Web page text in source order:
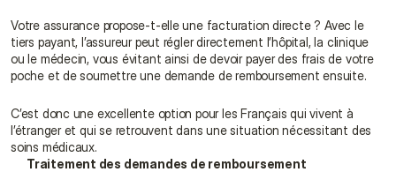
Votre assurance propose-t-elle une facturation directe ? Avec le
tiers payant, l’assureur peut régler directement l’hôpital, la clinique
ou le médecin, vous évitant ainsi de devoir payer des frais de votre
poche et de soumettre une demande de remboursement ensuite.
C’est donc une excellente option pour les Français qui vivent à
l’étranger et qui se retrouvent dans une situation nécessitant des
soins médicaux.
Traitement des demandes de remboursement